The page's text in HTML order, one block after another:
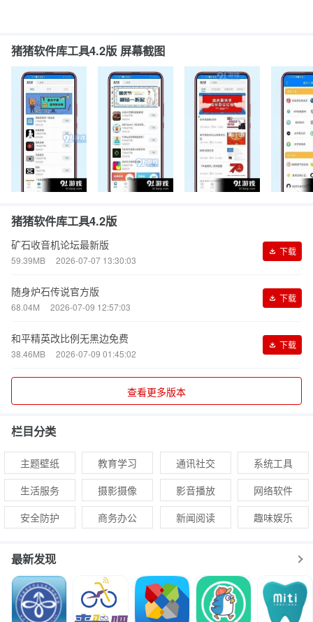
猪猪软件库工具4.2版 屏幕截图
猪猪软件库工具4.2版
矿石收音机论坛最新版
59.39MB 2026-07-07 13:30:03
下载
随身炉石传说官方版
68.04M 2026-07-09 12:57:03
下载
和平精英改比例无黑边免费
38.46MB 2026-07-09 01:45:02
下载
查看更多版本
栏目分类
主题壁纸 教育学习 通讯社交
系统工具
生活服务
摄影摄像 影音播放
网络软件
安全防护
商务办公 新闻阅读 趣味娱乐
最新发现